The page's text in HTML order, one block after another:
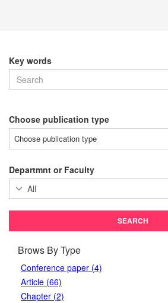
Key words
Choose publication type
Choose publication type
Departmnt or Faculty
Brows By Type
Conference paper (4)
Article (66)
Chapter (2)